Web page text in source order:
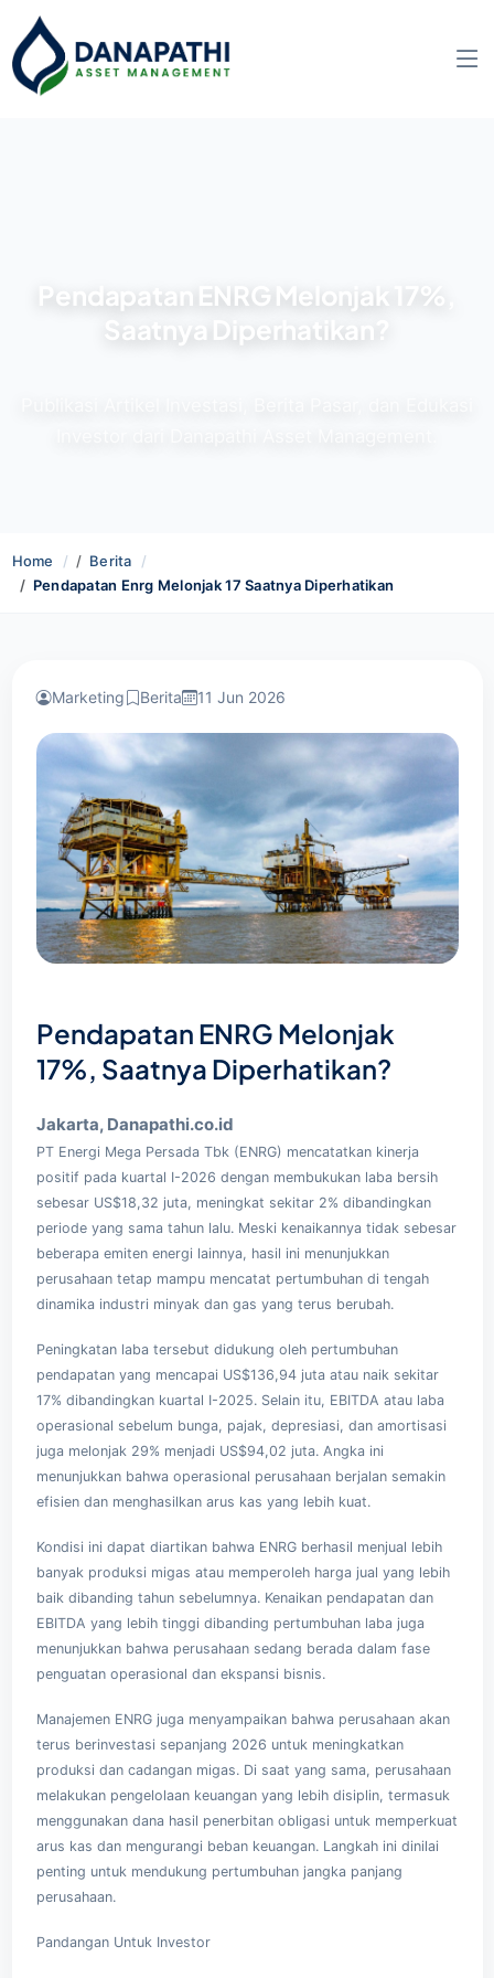
Pendapatan ENRG Melonjak 17%,
Saatnya Diperhatikan?
Home
Berita
Pendapatan Enrg Melonjak 17 Saatnya Diperhatikan
Marketing Berita 11 Jun 2026
Pendapatan ENRG Melonjak
17%, Saatnya Diperhatikan?
Jakarta, Danapathi.co.id
PT Energi Mega Persada Tbk (ENRG) mencatatkan kinerja
positif pada kuartal I-2026 dengan membukukan laba bersih
sebesar US$18,32 juta, meningkat sekitar 2% dibandingkan
periode yang sama tahun lalu. Meski kenaikannya tidak sebesar
beberapa emiten energi lainnya, hasil ini menunjukkan
perusahaan tetap mampu mencatat pertumbuhan di tengah
dinamika industri minyak dan gas yang terus berubah.
Peningkatan laba tersebut didukung oleh pertumbuhan
pendapatan yang mencapai US$136,94 juta atau naik sekitar
17% dibandingkan kuartal I-2025. Selain itu, EBITDA atau laba
operasional sebelum bunga, pajak, depresiasi, dan amortisasi
juga melonjak 29% menjadi US$94,02 juta. Angka ini
menunjukkan bahwa operasional perusahaan berjalan semakin
efisien dan menghasilkan arus kas yang lebih kuat.
Kondisi ini dapat diartikan bahwa ENRG berhasil menjual lebih
banyak produksi migas atau memperoleh harga jual yang lebih
baik dibanding tahun sebelumnya. Kenaikan pendapatan dan
EBITDA yang lebih tinggi dibanding pertumbuhan laba juga
menunjukkan bahwa perusahaan sedang berada dalam fase
penguatan operasional dan ekspansi bisnis.
Manajemen ENRG juga menyampaikan bahwa perusahaan akan
terus berinvestasi sepanjang 2026 untuk meningkatkan
produksi dan cadangan migas. Di saat yang sama, perusahaan
melakukan pengelolaan keuangan yang lebih disiplin, termasuk
menggunakan dana hasil penerbitan obligasi untuk memperkuat
arus kas dan mengurangi beban keuangan. Langkah ini dinilai
penting untuk mendukung pertumbuhan jangka panjang
perusahaan.
Pandangan Untuk Investor